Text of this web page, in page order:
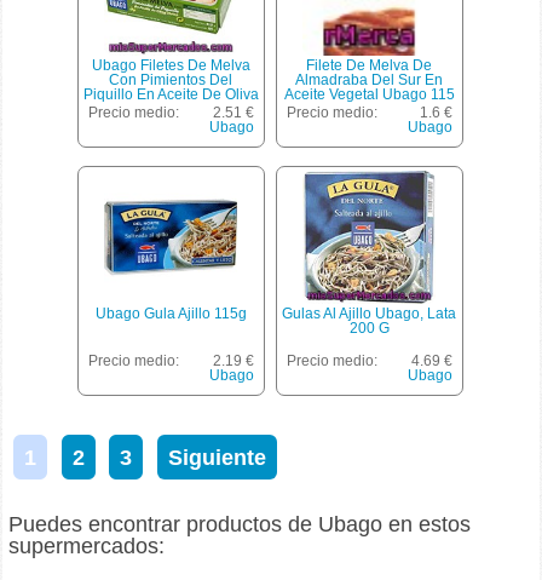
Ubago Filetes De Melva
Con Pimientos Del
Piquillo En Aceite De Oliva
Lata 85 G
Precio medio:
2.51 €
Ubago
Filete De Melva De
Almadraba Del Sur En
Aceite Vegetal Ubago 115
G.
Precio medio:
1.6 €
Ubago
Ubago Gula Ajillo 115g
Precio medio:
2.19 €
Ubago
Gulas Al Ajillo Ubago, Lata
200 G
Precio medio:
4.69 €
Ubago
1 2 3 Siguiente
Puedes encontrar productos de Ubago en estos
supermercados: